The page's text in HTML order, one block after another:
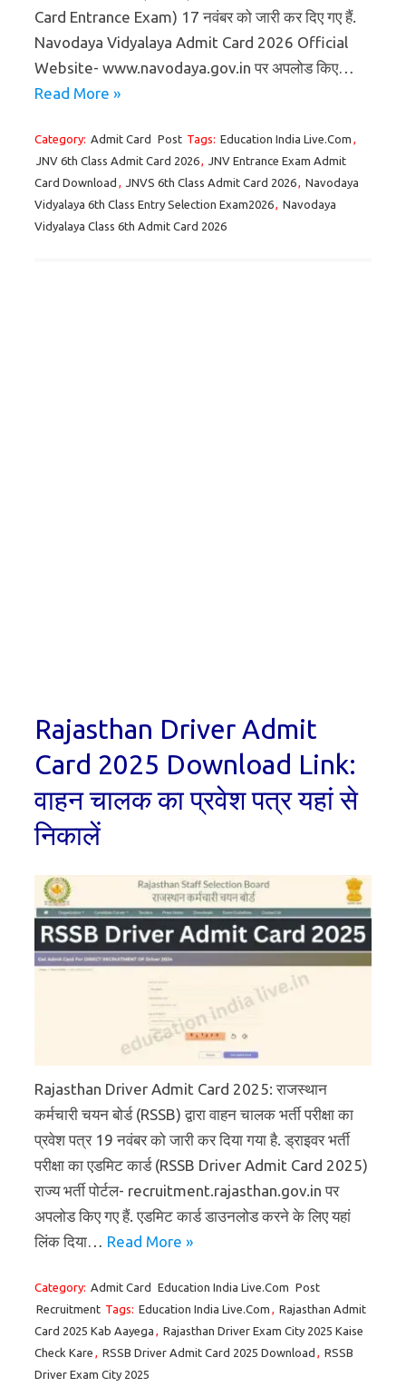
Card Entrance Exam) 17 नवंबर को जारी कर दिए गए हैं.
Navodaya Vidyalaya Admit Card 2026 Official
Website- www.navodaya.gov.in पर अपलोड किए…
Read More »
Category: Admit Card Post Tags: Education India Live.Com ,
JNV 6th Class Admit Card 2026, JNV Entrance Exam Admit
Card Download , JNVS 6th Class Admit Card 2026, Navodaya
Vidyalaya 6th Class Entry Selection Exam2026, Navodaya
Vidyalaya Class 6th Admit Card 2026
Rajasthan Driver Admit
Card 2025 Download Link:
वाहन चालक का प्रवेश पत्र यहां से
निकालें
Rajasthan Driver Admit Card 2025: राजस्थान
कर्मचारी चयन बोर्ड (RSSB) द्वारा वाहन चालक भर्ती परीक्षा का
प्रवेश पत्र 19 नवंबर को जारी कर दिया गया है. ड्राइवर भर्ती
परीक्षा का एडमिट कार्ड (RSSB Driver Admit Card 2025)
राज्य भर्ती पोर्टल- recruitment.rajasthan.gov.in पर
अपलोड किए गए हैं. एडमिट कार्ड डाउनलोड करने के लिए यहां
लिंक दिया… Read More »
Category: Admit Card Education India Live.Com Post
Recruitment Tags: Education India Live.Com , Rajasthan Admit
Card 2025 Kab Aayega , Rajasthan Driver Exam City 2025 Kaise
Check Kare , RSSB Driver Admit Card 2025 Download , RSSB
Driver Exam City 2025